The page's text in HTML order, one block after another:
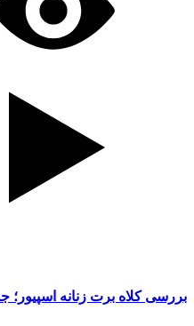
بررسی کلاه برت زنانه